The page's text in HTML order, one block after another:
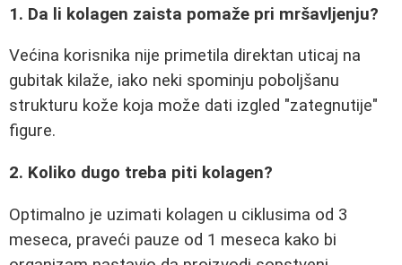
1. Da li kolagen zaista pomaže pri mršavljenju?
Većina korisnika nije primetila direktan uticaj na
gubitak kilaže, iako neki spominju poboljšanu
strukturu kože koja može dati izgled "zategnutije"
figure.
2. Koliko dugo treba piti kolagen?
Optimalno je uzimati kolagen u ciklusima od 3
meseca, praveći pauze od 1 meseca kako bi